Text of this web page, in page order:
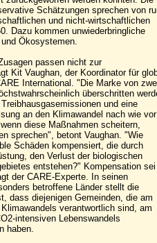
Schätzungen sprechen von
und nicht-wirtschaftlichen
Dazu kommen unwiederbringliche
Ökosystemen.
passen nicht zur
Kit Vaughan, der Koordinator für
International. "Die Marke von
überschritten
und eine
an den Klimawandel nach wie vor
diese Maßnahmen scheitern,
sprechen", betont Vaughan. "Wie
Schäden kompensiert, die durch
den Verlust der biologischen
entstehen?" Kompensation sei
der CARE-Experte. In seinen
betroffene Länder stellt die
dass diejenigen Gemeinden, die am
verantwortlich sind, am
intensiven Lebenswandels
haben.